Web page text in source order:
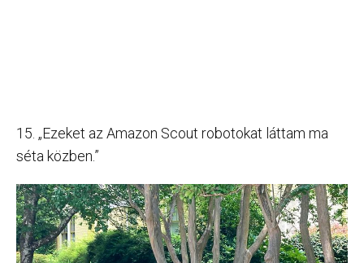
15. „Ezeket az Amazon Scout robotokat láttam ma
séta közben.”